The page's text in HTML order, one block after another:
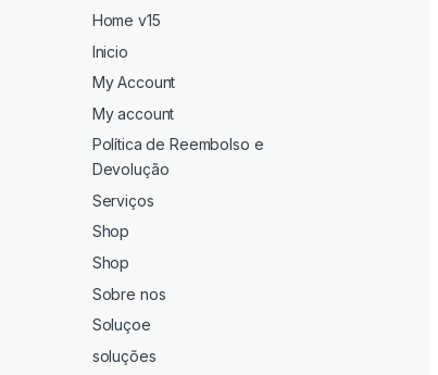
Home v15
Inicio
My Account
My account
Política de Reembolso e
Devolução
Serviços
Shop
Shop
Sobre nos
Soluçoe
soluções